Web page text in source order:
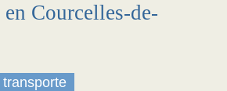
Courcelles-de-